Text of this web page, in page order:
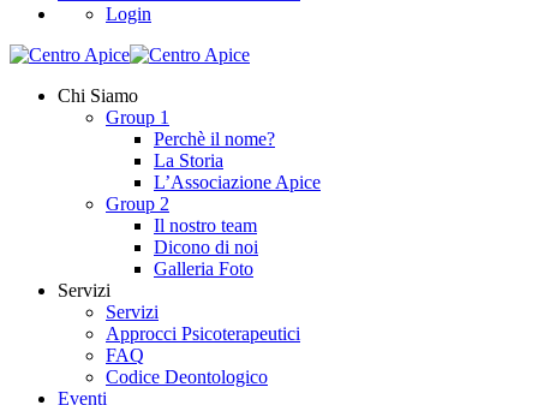
Login
Chi Siamo
Group 1
Perchè il nome?
La Storia
L’Associazione Apice
Group 2
Il nostro team
Dicono di noi
Galleria Foto
Servizi
Servizi
Approcci Psicoterapeutici
FAQ
Codice Deontologico
Eventi